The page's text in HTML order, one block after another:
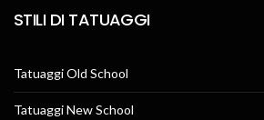
STILI DI TATUAGGI
Tatuaggi Old School
Tatuaggi New School